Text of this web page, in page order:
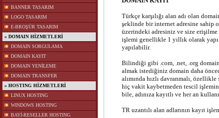
BANNER TASARIM
LOGO TASARIM
E-BROŞÜR TASARIM
» DOMAIN HİZMETLERİ
DOMAIN SORGULAMA
DOMAIN KAYIT
DOMAIN YENİLEME
DOMAIN TRANSFER
» HOSTING HİZMETLERİ
LINUX HOSTING
WINDOWS HOSTING
BAYİ-RESELLER HOSTING
Türkçe karşılığı alan adı olan
şeklinde bir internet adresine sahip
üzerindeki adresiniz ve size erişilme
işlemi genellikle 1 yıllık olarak
yapılabilir.
Bilindiği gibi .com, .net, .org
almak istediğiniz domain daha
alımında hızlı davranmalı,
hiç vakit kaybetmeden tescil
bile, adınıza kayıtlı ve her an
TR uzantılı alan adlarının kayıt